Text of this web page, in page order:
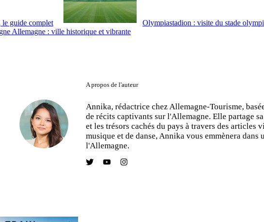
le guide complet
Olympiastadion : visite du stade
Allemagne : ville historique et vibrante
A propos de l'auteur
Annika, rédactrice chez Allemagne-Tourisme,
de récits captivants sur l'Allemagne. Elle partage
et les trésors cachés du pays à travers des articles
musique et de danse, Annika vous emmènera dans
l'Allemagne.